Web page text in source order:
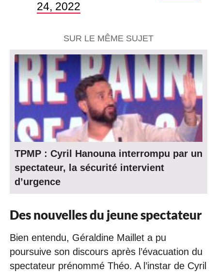
24, 2022
SUR LE MÊME SUJET
TPMP : Cyril Hanouna interrompu par un
spectateur, la sécurité intervient
d’urgence
Des nouvelles du jeune spectateur
Bien entendu, Géraldine Maillet a pu
poursuive son discours après l’évacuation du
spectateur prénommé Théo. A l’instar de Cyril